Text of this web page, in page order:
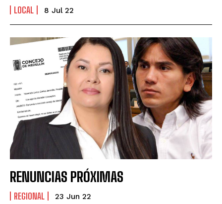
LOCAL 8 Jul 22
RENUNCIAS PRÓXIMAS
REGIONAL 23 Jun 22